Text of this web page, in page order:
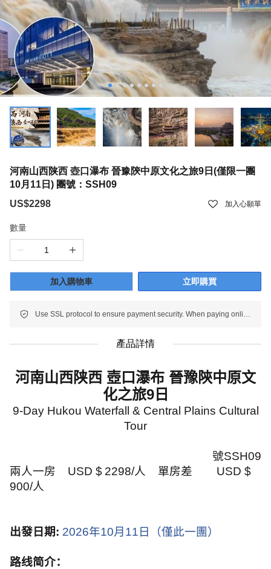
河南山西陕西 壺口瀑布 晉豫陝中原文化之旅9日(僅限一團
10月11日) 團號：SSH09
US$2298
加入心願單
數量
加入購物車 立即購買
Use SSL protocol to ensure payment security. When paying online, your payment information is protected.
產品詳情
河南山西陕西 壺口瀑布 晉豫陝中原文
化之旅9日
9-Day Hukou Waterfall & Central Plains Cultural
Tour
號SSH09
兩人一房
USD $ 2298/人 單房差
USD $
900/人
出發日期: 2026年10月 11 日（僅此一團）
路线简介：